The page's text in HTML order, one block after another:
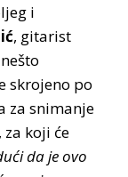
i
, gitarist
skrojeno po
za snimanje
koji će
da je ovo